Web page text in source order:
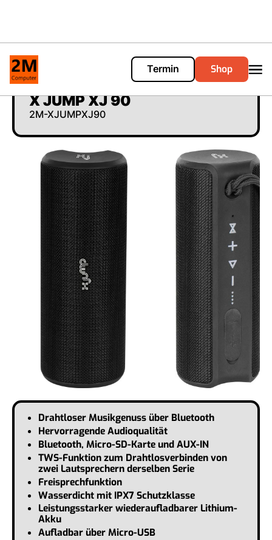
Termin Shop
X JUMP XJ 90
2M-XJUMPXJ90
Drahtloser Musikgenuss über Bluetooth
Hervorragende Audioqualität
Bluetooth, Micro-SD-Karte und AUX-IN
TWS-Funktion zum Drahtlosverbinden von
zwei Lautsprechern derselben Serie
Freisprechfunktion
Wasserdicht mit IPX7 Schutzklasse
Leistungsstarker wiederaufladbarer Lithium-
Akku
Aufladbar über Micro-USB